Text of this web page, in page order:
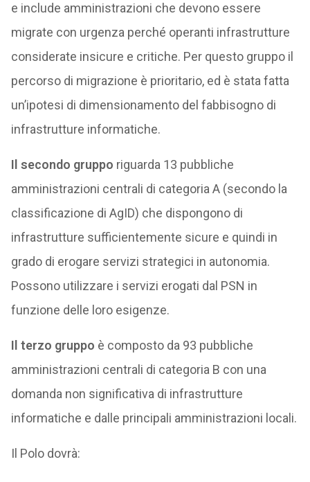
e include amministrazioni che devono essere
migrate con urgenza perché operanti infrastrutture
considerate insicure e critiche. Per questo gruppo il
percorso di migrazione è prioritario, ed è stata fatta
un’ipotesi di dimensionamento del fabbisogno di
infrastrutture informatiche.
Il secondo gruppo riguarda 13 pubbliche
amministrazioni centrali di categoria A (secondo la
classificazione di AgID) che dispongono di
infrastrutture sufficientemente sicure e quindi in
grado di erogare servizi strategici in autonomia.
Possono utilizzare i servizi erogati dal PSN in
funzione delle loro esigenze.
Il terzo gruppo è composto da 93 pubbliche
amministrazioni centrali di categoria B con una
domanda non significativa di infrastrutture
informatiche e dalle principali amministrazioni locali.
Il Polo dovrà: